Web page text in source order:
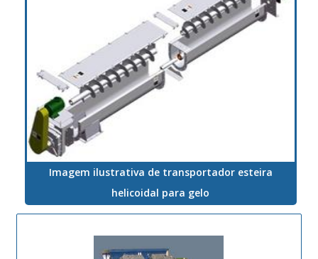
Imagem ilustrativa de transportador esteira
helicoidal para gelo